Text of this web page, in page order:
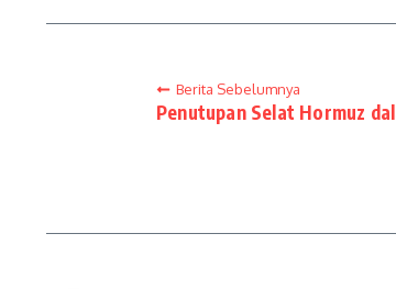
Berita Sebelumnya
Penutupan Selat Hormuz